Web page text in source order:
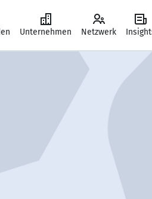
Unternehmen Netzwerk